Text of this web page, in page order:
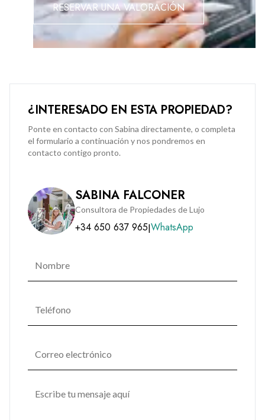
RESERVAR UNA VALORACIÓN
¿INTERESADO EN ESTA PROPIEDAD?
Ponte en contacto con Sabina directamente, o completa
el formulario a continuación y nos pondremos en
contacto contigo pronto.
SABINA FALCONER
Consultora de Propiedades de Lujo
+34 650 637 965|WhatsApp